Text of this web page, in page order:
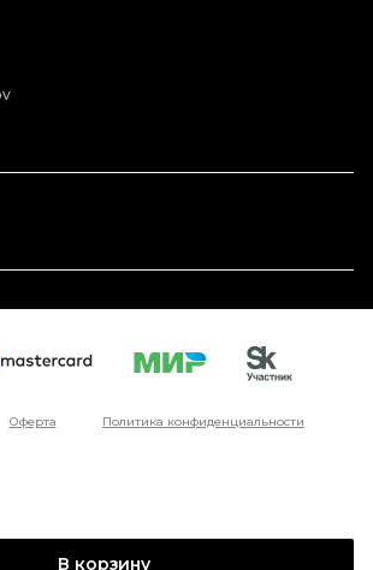
В корзину
Оферта Политика конфиденциальности